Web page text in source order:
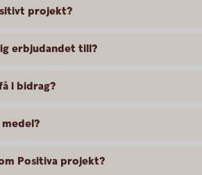
projekt?
erbjudandet till?
i bidrag?
Positiva projekt?